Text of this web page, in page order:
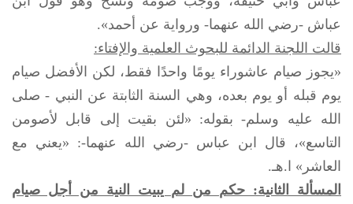
عباش -رضي الله عنهما- ورواية عن أحمد».
قالت اللجنة الدائمة للبحوث العلمية والإفتاء:
«يجوز صيام عاشوراء يومًا واحدًا فقط، لكن الأفضل صيام
يوم قبله أو يوم بعده، وهي السنة الثابتة عن النبي - صلى
الله عليه وسلم- بقوله: «لئن بقيت إلى قابل لأصومن
التاسع»، قال ابن عباس -رضي الله عنهما-: «يعني مع
العاشر» ا.هـ.
المسألة الثانية: حكم من لم يبيت النية من أجل صيام